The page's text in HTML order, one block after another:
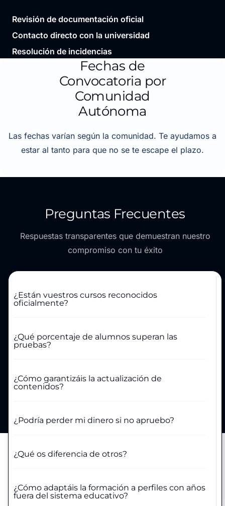
Revisión de documentación oficial
Contacto directo con la universidad
Resolución de incidencias
Fechas de
Convocatoria por
Comunidad
Autónoma
Las fechas varían según la comunidad. Te ayudamos a
estar al tanto para que no se te escape el plazo.
Preguntas Frecuentes
Respuestas transparentes que demuestran nuestro
compromiso con tu éxito
¿Están vuestros cursos reconocidos
oficialmente?
¿Qué porcentaje de alumnos superan las
pruebas?
¿Cómo garantizáis la actualización de
contenidos?
¿Podría perder mi dinero si no apruebo?
¿Qué os diferencia de otros?
¿Cómo adaptáis la formación a perfiles con años
fuera del sistema educativo?